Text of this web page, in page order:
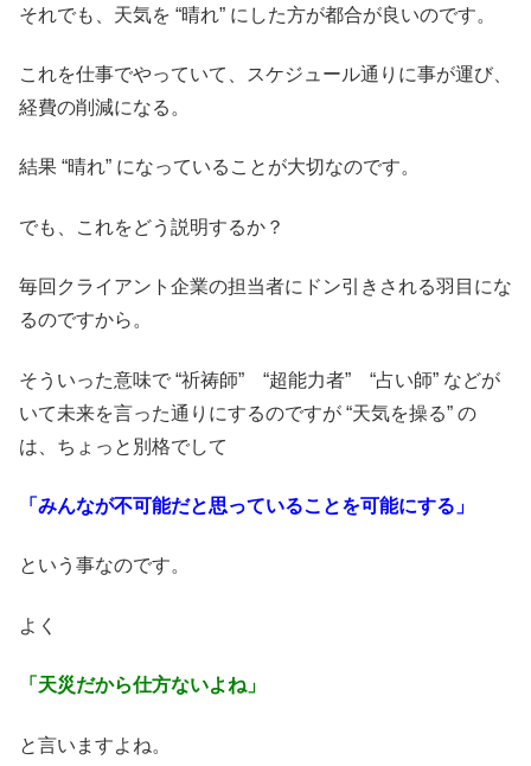
それでも、天気を “晴れ” にした方が都合が良いのです。
これを仕事でやっていて、スケジュール通りに事が運び、
経費の削減になる。
結果 “晴れ” になっていることが大切なのです。
でも、これをどう説明するか？
毎回クライアント企業の担当者にドン引きされる羽目にな
るのですから。
そういった意味で “祈祷師” “超能力者” “占い師” などが
いて未来を言った通りにするのですが “天気を操る” の
は、ちょっと別格でして
「みんなが不可能だと思っていることを可能にする」
という事なのです。
よく
「天災だから仕方ないよね」
と言いますよね。